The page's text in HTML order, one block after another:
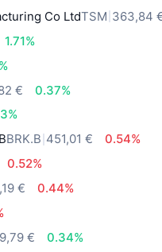
Co LtdTSM 363,84
1.71%
€
0.37%
BRK.B 451,01 €
0.54%
0.52%
€
0.44%
€
0.34%